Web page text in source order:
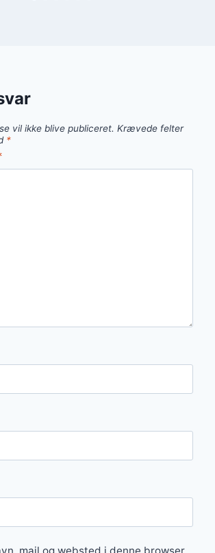
vil ikke blive publiceret. Krævede felter
*